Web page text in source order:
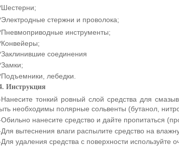
стержни и проволока;
инструменты;
соединения
лебедки.
Инструкция
тонкий ровный слой средства для
необходимы полярные сольвенты (бутанол,
нанесите средство и дайте пропитаться
вытеснения влаги распылите средство на
удаления средства с поверхности